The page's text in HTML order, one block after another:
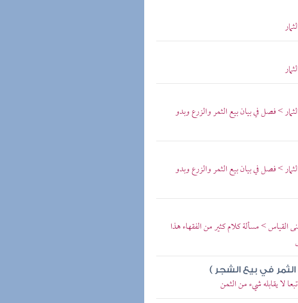
> فصل في بيان بيع الثمر والزرع وبدو
> فصل في بيان بيع الثمر والزرع وبدو
> مسألة كلام كثير من الفقهاء هذا
في بيع الشجر )
لا يقابله شيء من الثمن